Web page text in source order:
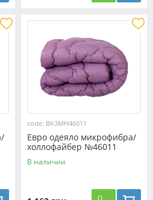
code: BK3MH46011
Евро одеяло микрофибра/
холлофайбер №46011
В наличии